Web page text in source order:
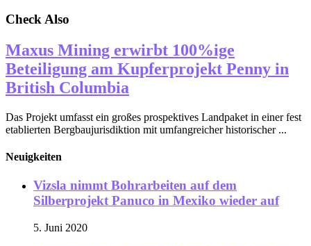
Check Also
Maxus Mining erwirbt 100%ige
Beteiligung am Kupferprojekt Penny in
British Columbia
Das Projekt umfasst ein großes prospektives Landpaket in einer fest
etablierten Bergbaujurisdiktion mit umfangreicher historischer ...
Neuigkeiten
Vizsla nimmt Bohrarbeiten auf dem
Silberprojekt Panuco in Mexiko wieder auf
5. Juni 2020